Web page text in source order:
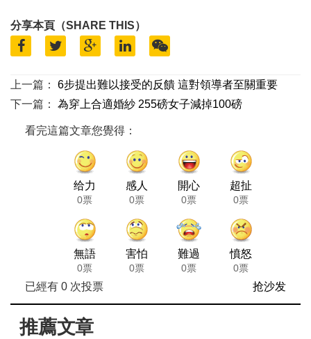
分享本頁（SHARE THIS）
上一篇：
6步提出難以接受的反饋 這對領導者至關重要
下一篇：
為穿上合適婚紗 255磅女子減掉100磅
看完這篇文章您覺得：
给力
0票
感人
0票
開心
0票
超扯
0票
無語
0票
害怕
0票
難過
0票
憤怒
0票
已經有 0次投票 抢沙发
推薦文章